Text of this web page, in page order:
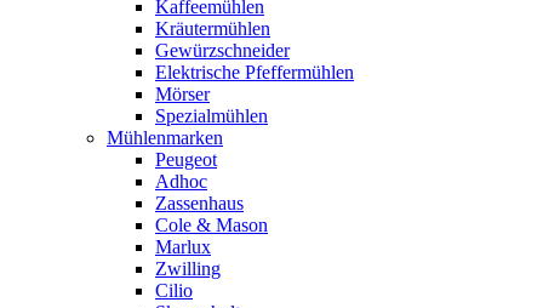
Kaffeemühlen
Kräutermühlen
Gewürzschneider
Elektrische Pfeffermühlen
Mörser
Spezialmühlen
Mühlenmarken
Peugeot
Adhoc
Zassenhaus
Cole & Mason
Marlux
Zwilling
Cilio